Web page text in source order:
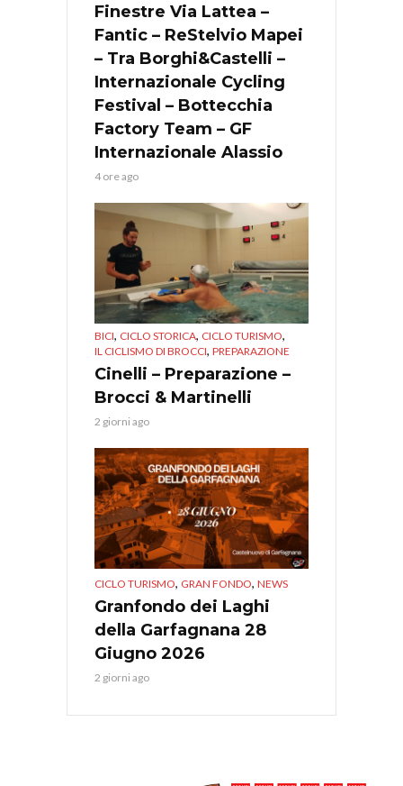
Finestre Via Lattea –
Fantic – ReStelvio Mapei
– Tra Borghi&Castelli –
Internazionale Cycling
Festival – Bottecchia
Factory Team – GF
Internazionale Alassio
4 ore ago
BICI, CICLO STORICA, CICLO TURISMO,
IL CICLISMO DI BROCCI, PREPARAZIONE
Cinelli – Preparazione –
Brocci & Martinelli
2 giorni ago
CICLO TURISMO, GRAN FONDO, NEWS
Granfondo dei Laghi
della Garfagnana 28
Giugno 2026
2 giorni ago